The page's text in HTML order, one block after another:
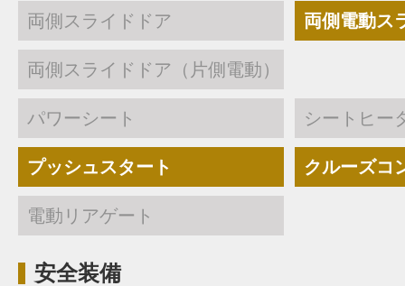
両側スライドドア 両側電動ス
両側スライドドア（片側電動）
パワーシート シートヒー
プッシュスタート クルーズコ
電動リアゲート
安全装備